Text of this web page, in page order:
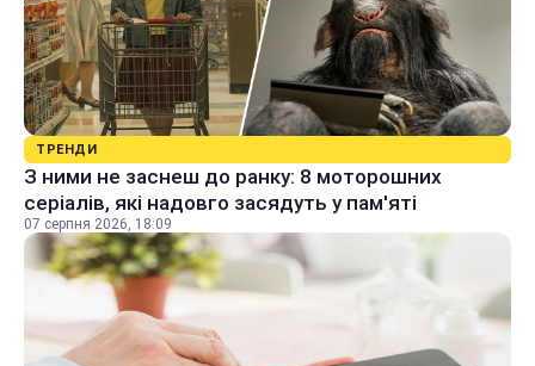
ТРЕНДИ
З ними не заснеш до ранку: 8 моторошних
серіалів, які надовго засядуть у пам'яті
07 серпня 2026, 18:09